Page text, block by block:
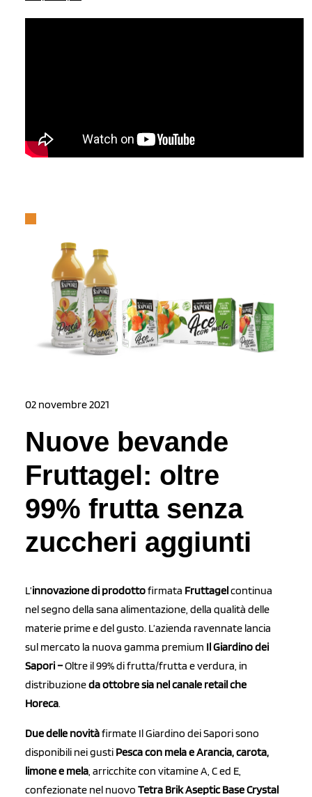
02 novembre 2021
Nuove bevande
Fruttagel: oltre
99% frutta senza
zuccheri aggiunti
L’innovazione di prodottofirmata Fruttagelcontinua
nel segno della sana alimentazione, della qualità delle
materie prime e del gusto. L’azienda ravennate lancia
sul mercato la nuova gamma premium Il Giardino dei
Sapori –Oltre il 99% di frutta/frutta e verdura, in
distribuzioneda ottobre sia nel canale retail che
Horeca.
Due delle novitàfirmate Il Giardino dei Sapori sono
disponibili nei gusti Pesca con mela e Arancia, carota,
limone e mela, arricchite con vitamine A, C ed E,
confezionate nel nuovo Tetra Brik Aseptic Base Crystal